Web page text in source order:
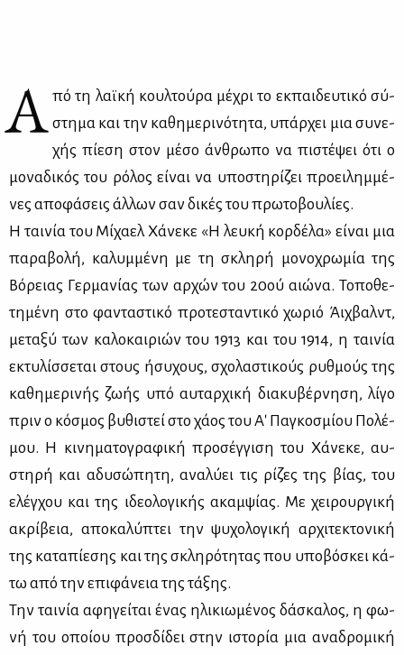
Α πό τη λαϊ­κή κουλ­τού­ρα μέ­χρι το εκ­παι­δευ­τι­κό σύ­
στη­μα και την κα­θη­με­ρι­νό­τη­τα, υπάρ­χει μια συ­νε­
χής πί­ε­ση στον μέ­σο άν­θρω­πο να πι­στέ­ψει ότι ο
μο­να­δι­κός του ρό­λος εί­ναι να υπο­στη­ρί­ζει προει­λημ­μέ­
νες απο­φά­σεις άλ­λων σαν δι­κές του πρω­το­βου­λί­ες.
Η ται­νία του Μί­χα­ελ Χά­νε­κε «Η λευ­κή κορ­δέ­λα» εί­ναι μια
πα­ρα­βο­λή, κα­λυμ­μέ­νη με τη σκλη­ρή μο­νο­χρω­μία της
Βό­ρειας Γερ­μα­νί­ας των αρ­χών του 20ού αιώ­να. Το­πο­θε­
τη­μέ­νη στο φα­ντα­στι­κό προ­τε­στα­ντι­κό χω­ριό Άιχ­βαλντ,
με­τα­ξύ των κα­λο­και­ριών του 1913 και του 1914, η ται­νία
εκτυ­λίσ­σε­ται στους ήσυ­χους, σχο­λα­στι­κούς ρυθ­μούς της
κα­θη­με­ρι­νής ζω­ής υπό αυ­ταρ­χι­κή δια­κυ­βέρ­νη­ση, λί­γο
πριν ο κό­σμος βυ­θι­στεί στο χά­ος του Α' Πα­γκο­σμί­ου Πο­λέ­
μου. Η κι­νη­μα­το­γρα­φι­κή προ­σέγ­γι­ση του Χά­νε­κε, αυ­
στη­ρή και αδυ­σώ­πη­τη, ανα­λύ­ει τις ρί­ζες της βί­ας, του
ελέγ­χου και της ιδε­ο­λο­γι­κής ακαμ­ψί­ας. Με χει­ρουρ­γι­κή
ακρί­βεια, απο­κα­λύ­πτει την ψυ­χο­λο­γι­κή αρ­χι­τε­κτο­νι­κή
της κα­τα­πί­ε­σης και της σκλη­ρό­τη­τας που υπο­βό­σκει κά­
τω από την επι­φά­νεια της τά­ξης.
Την ται­νία αφη­γεί­ται ένας ηλι­κιω­μέ­νος δά­σκα­λος, η φω­
νή του οποί­ου προσ­δί­δει στην ιστο­ρία μια ανα­δρο­μι­κή